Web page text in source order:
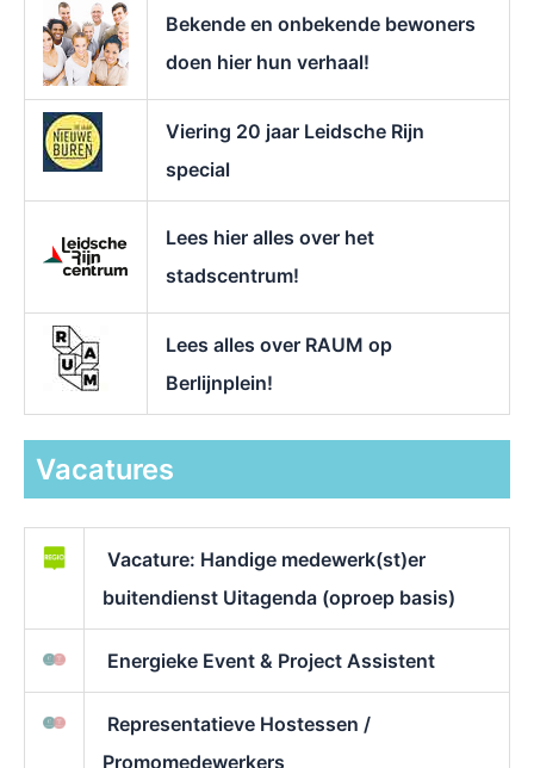
Bekende en onbekende bewoners
doen hier hun verhaal!
Viering 20 jaar Leidsche Rijn
special
Lees hier alles over het
stadscentrum!
Lees alles over RAUM op
Berlijnplein!
Vacatures
Vacature: Handige medewerk(st)er
buitendienst Uitagenda (oproep basis)
Energieke Event & Project Assistent
Representatieve Hostessen /
Promomedewerkers